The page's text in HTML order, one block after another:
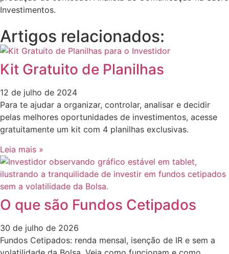
Investimentos.
Artigos relacionados:
Kit Gratuito de Planilhas
12 de julho de 2024
Para te ajudar a organizar, controlar, analisar e decidir
pelas melhores oportunidades de investimentos, acesse
gratuitamente um kit com 4 planilhas exclusivas.
Leia mais »
O que são Fundos Cetipados
30 de julho de 2026
Fundos Cetipados: renda mensal, isenção de IR e sem a